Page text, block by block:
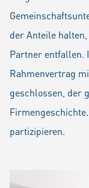
der Anteile
Partner entfallen.
Rahmenvertrag
geschlossen, der
partizipieren.